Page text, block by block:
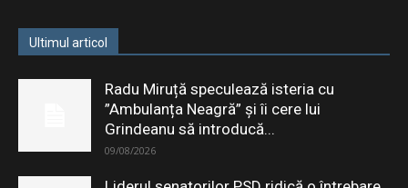
Ultimul articol
Radu Miruță speculează isteria cu
”Ambulanța Neagră” și îi cere lui
Grindeanu să introducă...
09/08/2026